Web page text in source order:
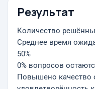
Результат
Количество
Среднее время
50%
0% вопросов
Повышено качество